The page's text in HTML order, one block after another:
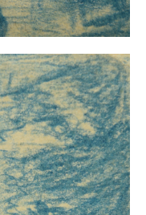
Maler und
Malerei und Grafik
1976)